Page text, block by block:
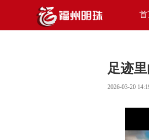
首
足迹
2026-03-20